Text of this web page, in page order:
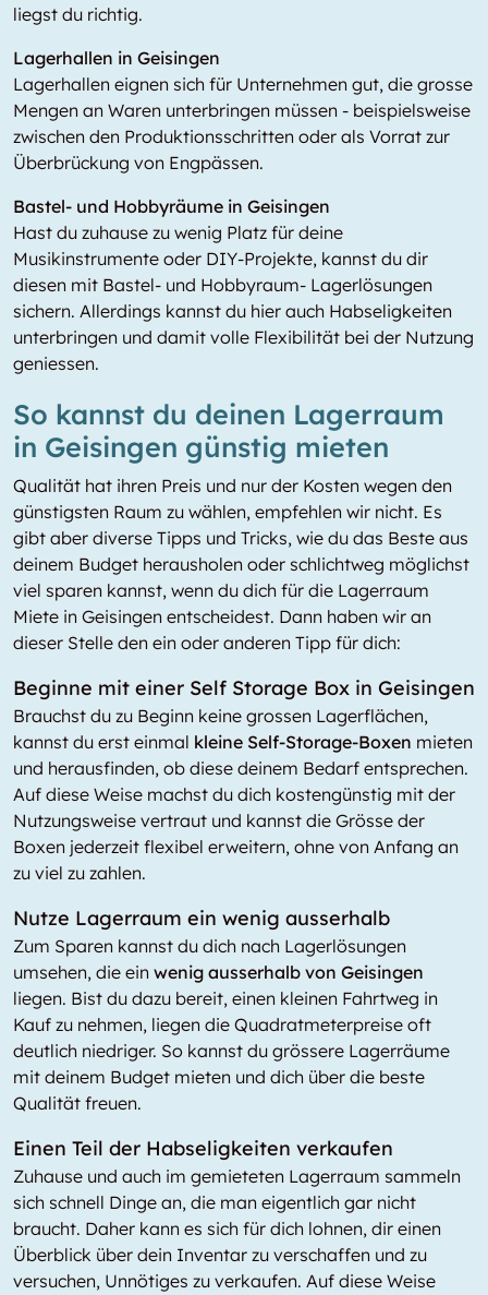
liegst du richtig.
Lagerhallen in Geisingen
Lagerhallen eignen sich für Unternehmen gut, die grosse
Mengen an Waren unterbringen müssen - beispielsweise
zwischen den Produktionsschritten oder als Vorrat zur
Überbrückung von Engpässen.
Bastel- und Hobbyräume in Geisingen
Hast du zuhause zu wenig Platz für deine
Musikinstrumente oder DIY-Projekte, kannst du dir
diesen mit Bastel- und Hobbyraum- Lagerlösungen
sichern. Allerdings kannst du hier auch Habseligkeiten
unterbringen und damit volle Flexibilität bei der Nutzung
geniessen.
So kannst du deinen Lagerraum
in Geisingen günstig mieten
Qualität hat ihren Preis und nur der Kosten wegen den
günstigsten Raum zu wählen, empfehlen wir nicht. Es
gibt aber diverse Tipps und Tricks, wie du das Beste aus
deinem Budget herausholen oder schlichtweg möglichst
viel sparen kannst, wenn du dich für die Lagerraum
Miete in Geisingen entscheidest. Dann haben wir an
dieser Stelle den ein oder anderen Tipp für dich:
Beginne mit einer Self Storage Box in Geisingen
Brauchst du zu Beginn keine grossen Lagerflächen,
kannst du erst einmal kleine Self-Storage-Boxen mieten
und herausfinden, ob diese deinem Bedarf entsprechen.
Auf diese Weise machst du dich kostengünstig mit der
Nutzungsweise vertraut und kannst die Grösse der
Boxen jederzeit flexibel erweitern, ohne von Anfang an
zu viel zu zahlen.
Nutze Lagerraum ein wenig ausserhalb
Zum Sparen kannst du dich nach Lagerlösungen
umsehen, die ein wenig ausserhalb von Geisingen
liegen. Bist du dazu bereit, einen kleinen Fahrtweg in
Kauf zu nehmen, liegen die Quadratmeterpreise oft
deutlich niedriger. So kannst du grössere Lagerräume
mit deinem Budget mieten und dich über die beste
Qualität freuen.
Einen Teil der Habseligkeiten verkaufen
Zuhause und auch im gemieteten Lagerraum sammeln
sich schnell Dinge an, die man eigentlich gar nicht
braucht. Daher kann es sich für dich lohnen, dir einen
Überblick über dein Inventar zu verschaffen und zu
versuchen, Unnötiges zu verkaufen. Auf diese Weise